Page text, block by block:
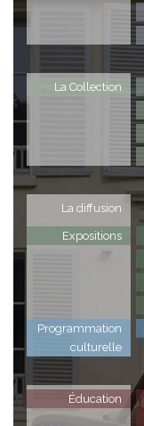
La Collection
La diffusion
Expositions
Programmation
culturelle
Éducation